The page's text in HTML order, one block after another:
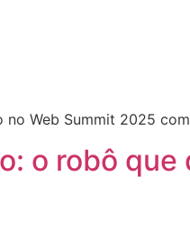
no Web Summit 2025
o robô